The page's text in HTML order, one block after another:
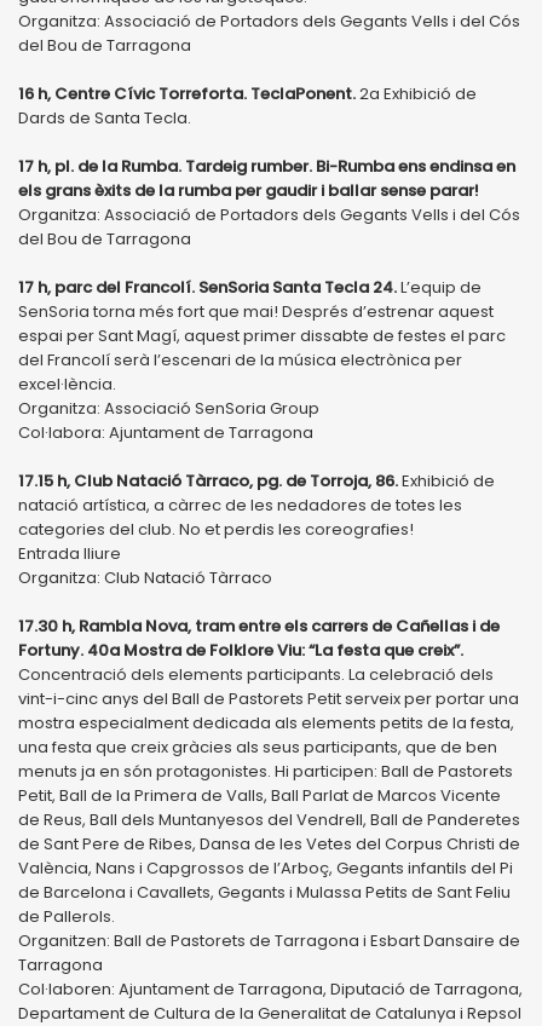
Organitza: Associació de Portadors dels Gegants Vells i del Cós
del Bou de Tarragona
16 h, Centre Cívic Torreforta. TeclaPonent.2a Exhibició de
Dards de Santa Tecla.
17 h, pl. de la Rumba. Tardeig rumber. Bi-Rumba ens endinsa en
els grans èxits de la rumba per gaudir i ballar sense parar!
Organitza: Associació de Portadors dels Gegants Vells i del Cós
del Bou de Tarragona
17 h, parc del Francolí. SenSoria Santa Tecla 24.L’equip de
SenSoria torna més fort que mai! Després d’estrenar aquest
espai per Sant Magí, aquest primer dissabte de festes el parc
del Francolí serà l’escenari de la música electrònica per
excel·lència.
Organitza: Associació SenSoria Group
Col·labora: Ajuntament de Tarragona
17.15 h, Club Natació Tàrraco, pg. de Torroja, 86.Exhibició de
natació artística, a càrrec de les nedadores de totes les
categories del club. No et perdis les coreografies!
Entrada lliure
Organitza: Club Natació Tàrraco
17.30 h, Rambla Nova, tram entre els carrers de Cañellas i de
Fortuny. 40a Mostra de Folklore Viu: “La festa que creix”.
Concentració dels elements participants. La celebració dels
vint-i-cinc anys del Ball de Pastorets Petit serveix per portar una
mostra especialment dedicada als elements petits de la festa,
una festa que creix gràcies als seus participants, que de ben
menuts ja en són protagonistes. Hi participen: Ball de Pastorets
Petit, Ball de la Primera de Valls, Ball Parlat de Marcos Vicente
de Reus, Ball dels Muntanyesos del Vendrell, Ball de Panderetes
de Sant Pere de Ribes, Dansa de les Vetes del Corpus Christi de
València, Nans i Capgrossos de l’Arboç, Gegants infantils del Pi
de Barcelona i Cavallets, Gegants i Mulassa Petits de Sant Feliu
de Pallerols.
Organitzen: Ball de Pastorets de Tarragona i Esbart Dansaire de
Tarragona
Col·laboren: Ajuntament de Tarragona, Diputació de Tarragona,
Departament de Cultura de la Generalitat de Catalunya i Repsol